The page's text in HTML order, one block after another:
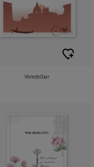
Veredelbar